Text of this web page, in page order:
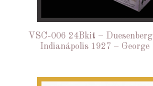
VSC-006 24Bkit –
Indianápolis 1927 – George